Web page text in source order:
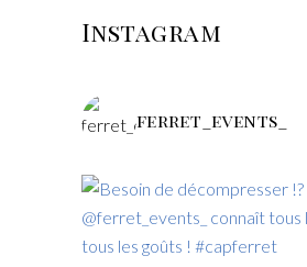
Instagram
ferret_events_